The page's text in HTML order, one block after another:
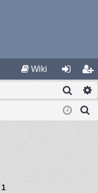
Wiki
og
ga
li
m
Sök
1